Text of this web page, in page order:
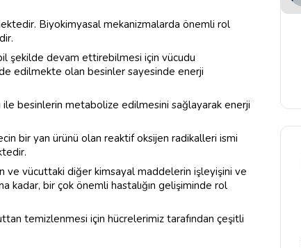
Biyokimyasal mekanizmalarda önemli rol
şekilde devam ettirebilmesi için vücudu
edilmekte olan besinler sayesinde enerji
besinlerin metabolize edilmesini sağlayarak enerji
bir yan ürünü olan reaktif oksijen radikalleri ismi
ve vücuttaki diğer kimsayal maddelerin işleyişini ve
kadar, bir çok önemli hastalığın gelişiminde rol
temizlenmesi için hücrelerimiz tarafından çeşitli